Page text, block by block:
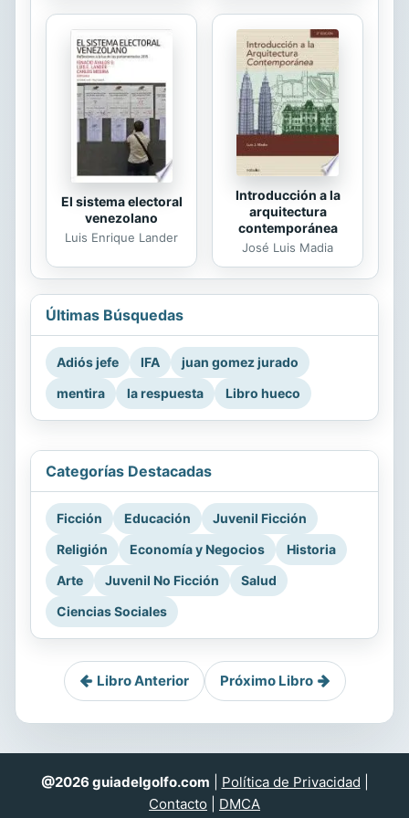
El sistema electoral
venezolano
Luis Enrique Lander
Introducción a la
arquitectura
contemporánea
José Luis Madia
Últimas Búsquedas
Adiós jefe IFA
juan gomez jurado
mentira
la respuesta Libro hueco
Categorías Destacadas
Ficción Educación
Juvenil Ficción
Religión
Economía y Negocios
Historia
Arte
Juvenil No Ficción
Salud
Ciencias Sociales
Libro Anterior Próximo Libro
@2026 guiadelgolfo.com Política de Privacidad
Contacto
DMCA